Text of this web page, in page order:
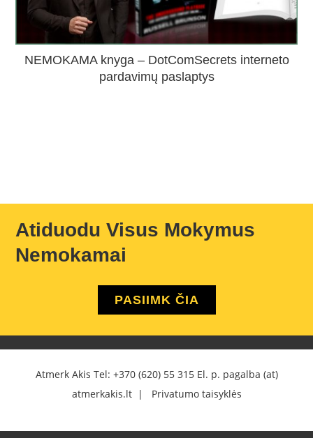
NEMOKAMA knyga – DotComSecrets interneto
pardavimų paslaptys
Atiduodu Visus Mokymus
Nemokamai
PASIIMK ČIA
Atmerk Akis Tel: +370 (620) 55 315El. p. pagalba (at)
atmerkakis.lt | Privatumo taisyklės